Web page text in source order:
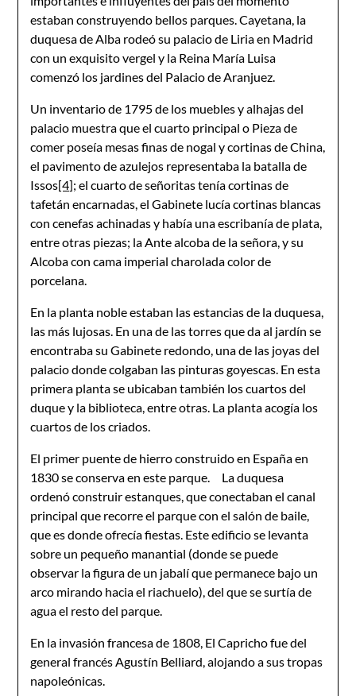
estaban construyendo bellos parques. Cayetana, la
duquesa de Alba rodeó su palacio de Liria en Madrid
con un exquisito vergel y la Reina María Luisa
comenzó los jardines del Palacio de Aranjuez.
Un inventario de 1795 de los muebles y alhajas del
palacio muestra que el cuarto principal o Pieza de
comer poseía mesas finas de nogal y cortinas de China,
el pavimento de azulejos representaba la batalla de
Issos[4]; el cuarto de señoritas tenía cortinas de
tafetán encarnadas, el Gabinete lucía cortinas blancas
con cenefas achinadas y había una escribanía de plata,
entre otras piezas; la Ante alcoba de la señora, y su
Alcoba con cama imperial charolada color de
porcelana.
En la planta noble estaban las estancias de la duquesa,
las más lujosas. En una de las torres que da al jardín se
encontraba su Gabinete redondo, una de las joyas del
palacio donde colgaban las pinturas goyescas. En esta
primera planta se ubicaban también los cuartos del
duque y la biblioteca, entre otras. La planta acogía los
cuartos de los criados.
El primer puente de hierro construido en España en
1830 se conserva en este parque. La duquesa
ordenó construir estanques, que conectaban el canal
principal que recorre el parque con el salón de baile,
que es donde ofrecía fiestas. Este edificio se levanta
sobre un pequeño manantial (donde se puede
observar la figura de un jabalí que permanece bajo un
arco mirando hacia el riachuelo), del que se surtía de
agua el resto del parque.
En la invasión francesa de 1808, El Capricho fue del
general francés Agustín Belliard, alojando a sus tropas
napoleónicas.